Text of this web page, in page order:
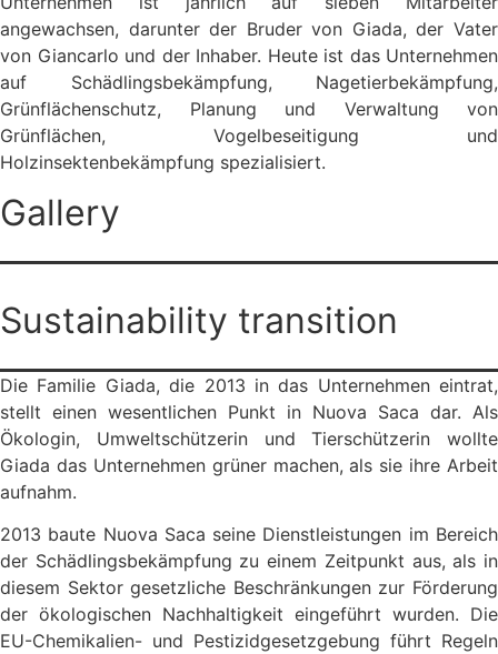
angewachsen, darunter der Bruder von Giada, der Vater
von Giancarlo und der Inhaber. Heute ist das Unternehmen
auf Schädlingsbekämpfung, Nagetierbekämpfung,
Grünflächenschutz, Planung und Verwaltung von
Grünflächen, Vogelbeseitigung und
Holzinsektenbekämpfung spezialisiert.
Gallery
Sustainability transition
Die Familie Giada, die 2013 in das Unternehmen eintrat,
stellt einen wesentlichen Punkt in Nuova Saca dar. Als
Ökologin, Umweltschützerin und Tierschützerin wollte
Giada das Unternehmen grüner machen, als sie ihre Arbeit
aufnahm.
2013 baute Nuova Saca seine Dienstleistungen im Bereich
der Schädlingsbekämpfung zu einem Zeitpunkt aus, als in
diesem Sektor gesetzliche Beschränkungen zur Förderung
der ökologischen Nachhaltigkeit eingeführt wurden. Die
EU-Chemikalien- und Pestizidgesetzgebung führt Regeln